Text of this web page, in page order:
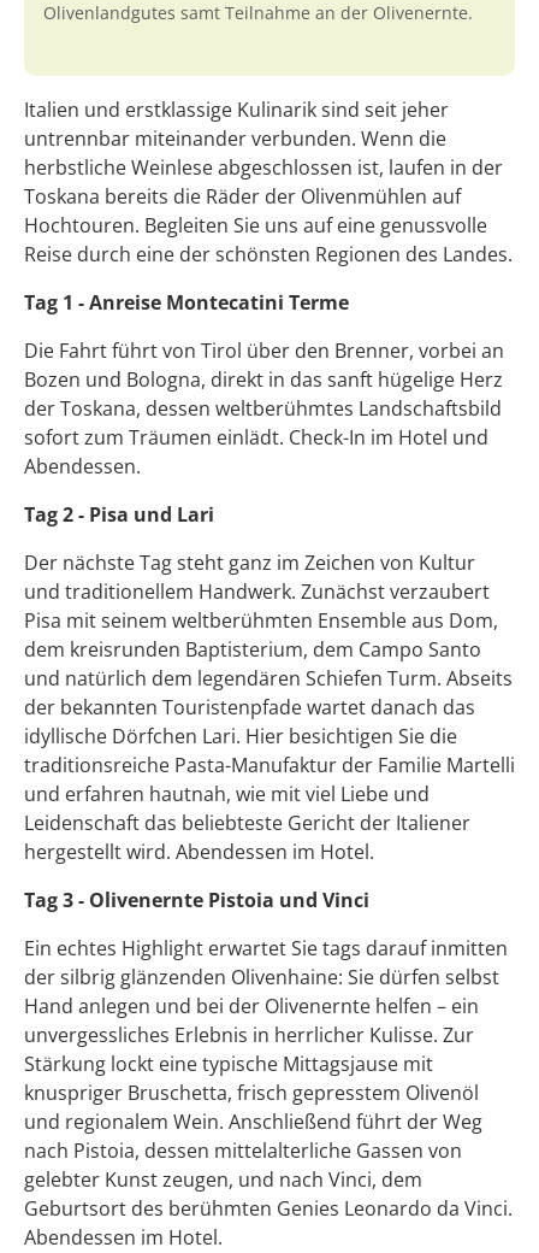
Olivenlandgutes samt Teilnahme an der Olivenernte.
Italien und erstklassige Kulinarik sind seit jeher
untrennbar miteinander verbunden. Wenn die
herbstliche Weinlese abgeschlossen ist, laufen in der
Toskana bereits die Räder der Olivenmühlen auf
Hochtouren. Begleiten Sie uns auf eine genussvolle
Reise durch eine der schönsten Regionen des Landes.
Tag 1 - Anreise Montecatini Terme
Die Fahrt führt von Tirol über den Brenner, vorbei an
Bozen und Bologna, direkt in das sanft hügelige Herz
der Toskana, dessen weltberühmtes Landschaftsbild
sofort zum Träumen einlädt. Check-In im Hotel und
Abendessen.
Tag 2 - Pisa und Lari
Der nächste Tag steht ganz im Zeichen von Kultur
und traditionellem Handwerk. Zunächst verzaubert
Pisa mit seinem weltberühmten Ensemble aus Dom,
dem kreisrunden Baptisterium, dem Campo Santo
und natürlich dem legendären Schiefen Turm. Abseits
der bekannten Touristenpfade wartet danach das
idyllische Dörfchen Lari. Hier besichtigen Sie die
traditionsreiche Pasta-Manufaktur der Familie Martelli
und erfahren hautnah, wie mit viel Liebe und
Leidenschaft das beliebteste Gericht der Italiener
hergestellt wird. Abendessen im Hotel.
Tag 3 - Olivenernte Pistoia und Vinci
Ein echtes Highlight erwartet Sie tags darauf inmitten
der silbrig glänzenden Olivenhaine: Sie dürfen selbst
Hand anlegen und bei der Olivenernte helfen – ein
unvergessliches Erlebnis in herrlicher Kulisse. Zur
Stärkung lockt eine typische Mittagsjause mit
knuspriger Bruschetta, frisch gepresstem Olivenöl
und regionalem Wein. Anschließend führt der Weg
nach Pistoia, dessen mittelalterliche Gassen von
gelebter Kunst zeugen, und nach Vinci, dem
Geburtsort des berühmten Genies Leonardo da Vinci.
Abendessen im Hotel.